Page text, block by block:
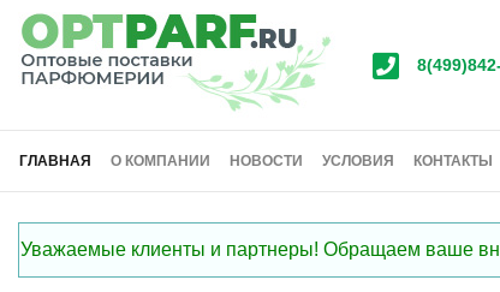
ГЛАВНАЯ О КОМПАНИИ НОВОСТИ УСЛОВИЯ КОНТАКТЫ
Уважаемые клиенты и партнеры! Обращаем ваше